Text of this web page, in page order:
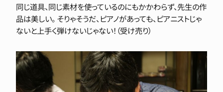
同じ道具、同じ素材を使っているのにもかかわらず、先生の作
品は美しい。 そりゃそうだ、ピアノがあっても、ピアニストじゃ
ないと上手く弾けないじゃない！（受け売り）